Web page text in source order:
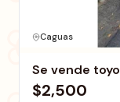
Caguas
Se vende
$2,500